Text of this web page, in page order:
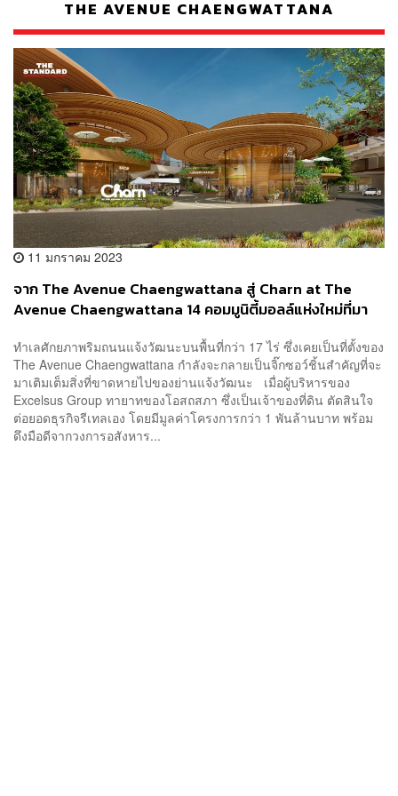
THE AVENUE CHAENGWATTANA
11 มกราคม 2023
จาก The Avenue Chaengwattana สู่ Charn at The
Avenue Chaengwattana 14 คอมมูนิตี้มอลล์แห่งใหม่ที่มา
[ADVERTORIAL]
ทำเลศักยภาพริมถนนแจ้งวัฒนะบนพื้นที่กว่า 17 ไร่ ซึ่งเคยเป็นที่ตั้งของ
The Avenue Chaengwattana กำลังจะกลายเป็นจิ๊กซอว์ชิ้นสำคัญที่จะ
มาเติมเต็มสิ่งที่ขาดหายไปของย่านแจ้งวัฒนะ เมื่อผู้บริหารของ
Excelsus Group ทายาทของโอสถสภา ซึ่งเป็นเจ้าของที่ดิน ตัดสินใจ
ต่อยอดธุรกิจรีเทลเอง โดยมีมูลค่าโครงการกว่า 1 พันล้านบาท พร้อม
ดึงมือดีจากวงการอสังหาร...